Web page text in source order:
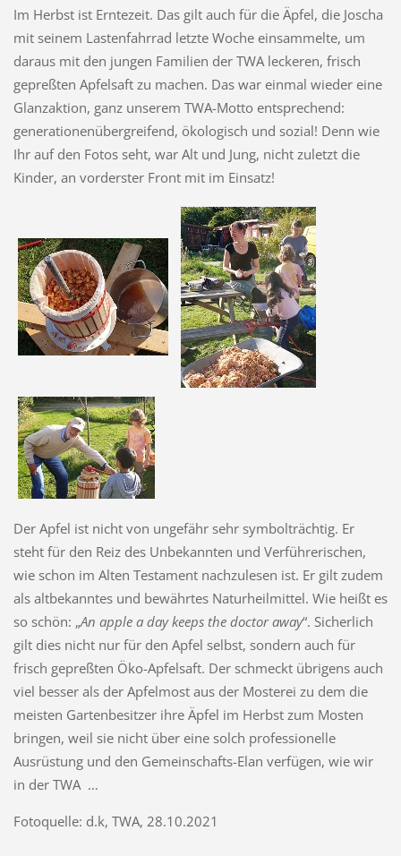
Im Herbst ist Erntezeit. Das gilt auch für die Äpfel, die Joscha
mit seinem Lastenfahrrad letzte Woche einsammelte, um
daraus mit den jungen Familien der TWA leckeren, frisch
gepreßten Apfelsaft zu machen. Das war einmal wieder eine
Glanzaktion, ganz unserem TWA-Motto entsprechend:
generationenübergreifend, ökologisch und sozial! Denn wie
Ihr auf den Fotos seht, war Alt und Jung, nicht zuletzt die
Kinder, an vorderster Front mit im Einsatz!
Der Apfel ist nicht von ungefähr sehr symbolträchtig. Er
steht für den Reiz des Unbekannten und Verführerischen,
wie schon im Alten Testament nachzulesen ist. Er gilt zudem
als altbekanntes und bewährtes Naturheilmittel. Wie heißt es
so schön: „An apple a day keeps the doctor away“. Sicherlich
gilt dies nicht nur für den Apfel selbst, sondern auch für
frisch gepreßten Öko-Apfelsaft. Der schmeckt übrigens auch
viel besser als der Apfelmost aus der Mosterei zu dem die
meisten Gartenbesitzer ihre Äpfel im Herbst zum Mosten
bringen, weil sie nicht über eine solch professionelle
Ausrüstung und den Gemeinschafts-Elan verfügen, wie wir
in der TWA …
Fotoquelle: d.k, TWA, 28.10.2021